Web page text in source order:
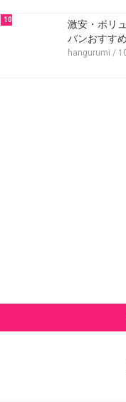
10
激安・ボリ
バンおすす
hangurumi /